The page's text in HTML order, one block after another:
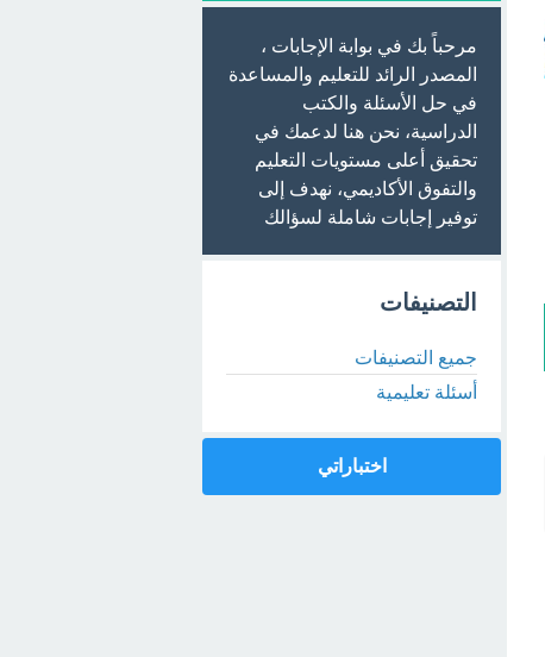
مرحباً بك في بوابة الإجابات ،
المصدر الرائد للتعليم والمساعدة
في حل الأسئلة والكتب
الدراسية، نحن هنا لدعمك في
تحقيق أعلى مستويات التعليم
والتفوق الأكاديمي، نهدف إلى
توفير إجابات شاملة لسؤالك
التصنيفات
جميع التصنيفات
أسئلة تعليمية
اختباراتي